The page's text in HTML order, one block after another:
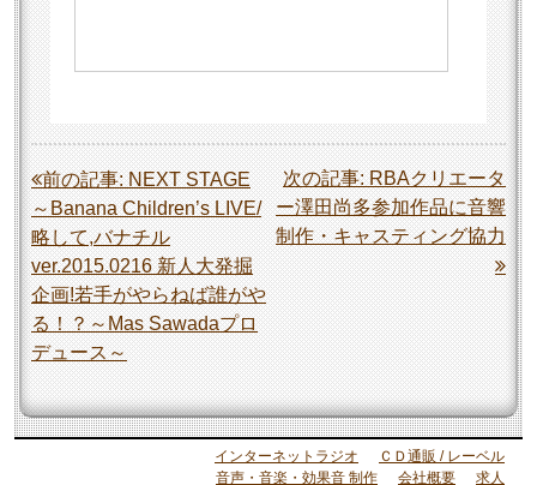
投
稿
ナ
ビ
ゲ
ー
シ
ョ
前の記事: NEXT STAGE
～Banana Children’s LIVE/
略して,バナチル
ver.2015.0216 新人大発掘
企画!若手がやらねば誰がや
る！？～Mas Sawadaプロ
デュース～
次の記事: RBAクリエータ
ー澤田尚多参加作品に音響
制作・キャスティング協力
インターネットラジオ
ＣＤ通販 / レーベル
音声・音楽・効果音 制作
会社概要 求人